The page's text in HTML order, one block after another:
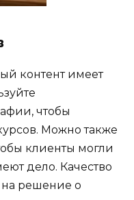
контент имеет
чтобы
Можно также
клиенты могли
дело. Качество
на решение о